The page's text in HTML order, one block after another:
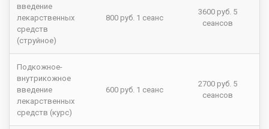
введение
лекарственных
средств
(струйное)
800 руб. 1 сеанс
3600 руб. 5
сеансов
Подкожное-
внутрикожное
введение
лекарственных
средств (курс)
600 руб. 1 сеанс
2700 руб. 5
сеансов